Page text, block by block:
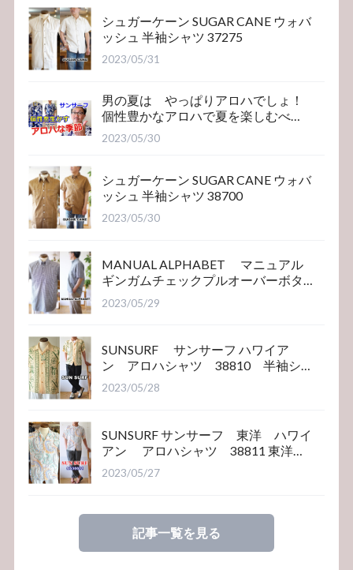
シュガーケーン SUGAR CANE ウォバ
ッシュ 半袖シャツ 37275
2023/05/31
男の夏は やっぱりアロハでしょ！
個性豊かなアロハで夏を楽しむべ
き！サンサーフ
2023/05/30
シュガーケーン SUGAR CANE ウォバ
ッシュ 半袖シャツ 38700
2023/05/30
MANUAL ALPHABET マニュアル
ギンガムチェックプルオーバーボタ
ンダウンシャツ
2023/05/29
SUNSURF サンサーフ ハワイア
ン アロハシャツ 38810 半袖シ
ャツ
2023/05/28
SUNSURF サンサーフ 東洋 ハワイ
アン アロハシャツ 38811 東洋エ
ンタープライズ
2023/05/27
記事一覧を見る